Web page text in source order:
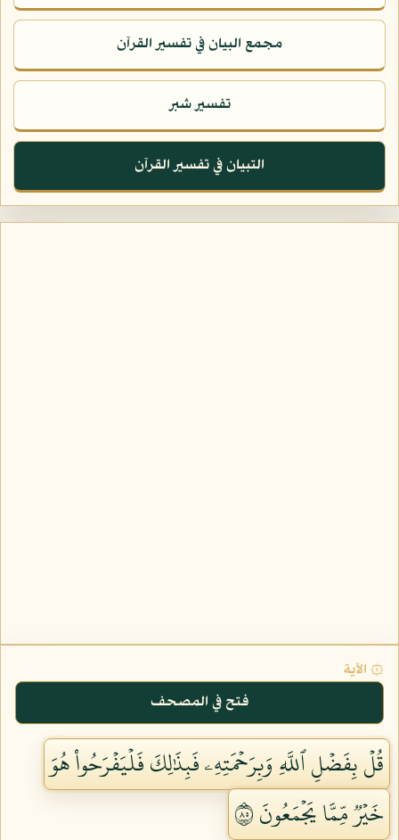
مجمع البيان في تفسير القرآن
تفسير شبر
التبيان في تفسير القرآن
۞ الآية
فتح في المصحف
قُلۡ بِفَضۡلِ ٱللَّهِ وَبِرَحۡمَتِهِۦ فَبِذَٰلِكَ فَلۡيَفۡرَحُواْ هُوَ
خَيۡرٞ مِّمَّا يَجۡمَعُونَ ٥٨